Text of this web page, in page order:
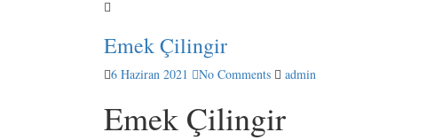
Emek Çilingir
6 Haziran 2021 No Comments admin
Emek Çilingir